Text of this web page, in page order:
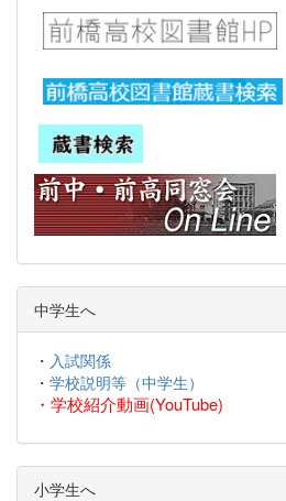
中学生へ
・ 入試関係
・ 学校説明等（中学生）
・ 学校紹介動画(YouTube)
小学生へ